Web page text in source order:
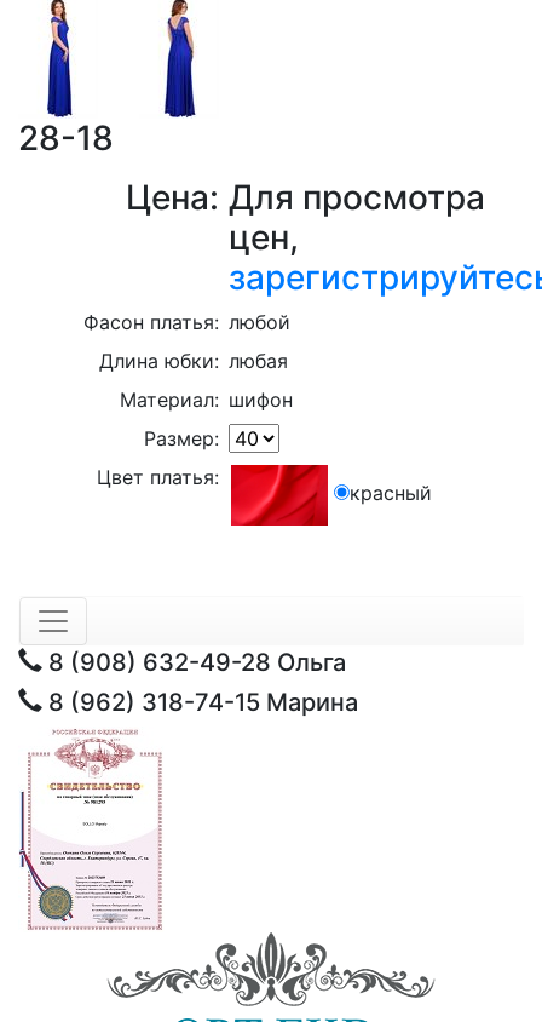
28-18
Цена: Для просмотра
цен,
Фасон платья: любой
Длина юбки: любая
Материал: шифон
Размер:
Цвет платья:
красный
8 (908) 632-49-28 Ольга
8 (962) 318-74-15 Марина